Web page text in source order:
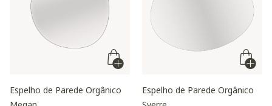
Espelho de Parede Orgânico
Espelho de Parede Orgânico